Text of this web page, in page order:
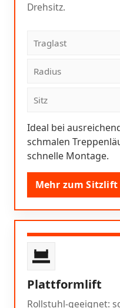
Drehsitz.
Traglast
Radius
Sitz
Ideal bei
schmalen
schnelle Montage.
Mehr zum Sitzlift
Plattformlift
Rollstuhl-geeignet: